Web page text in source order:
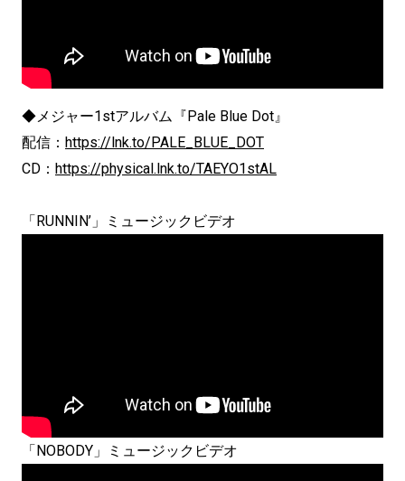
◆メジャー1stアルバム『Pale Blue Dot』
配信： https://lnk.to/PALE_BLUE_DOT
CD： https://physical.lnk.to/TAEYO1stAL
「RUNNIN’」ミュージックビデオ
「NOBODY」ミュージックビデオ